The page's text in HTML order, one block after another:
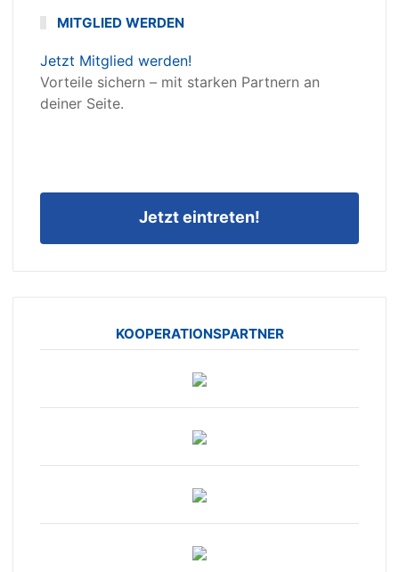
MITGLIED WERDEN
Jetzt Mitglied werden!
Vorteile sichern – mit starken Partnern an
deiner Seite.
Jetzt eintreten!
KOOPERATIONSPARTNER